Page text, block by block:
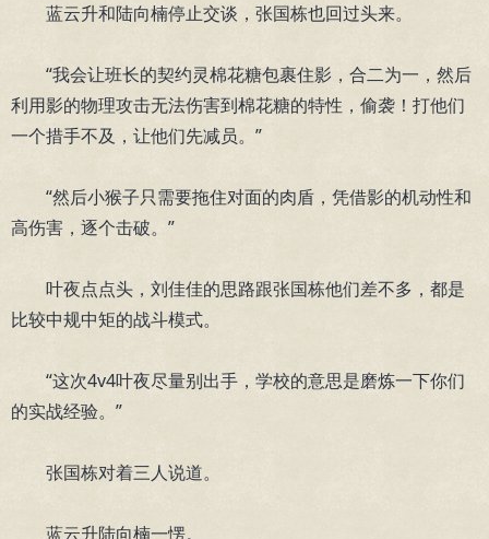
蓝云升和陆向楠停止交谈，张国栋也回过头来。
“我会让班长的契约灵棉花糖包裹住影，合二为一，然后
利用影的物理攻击无法伤害到棉花糖的特性，偷袭！打他们
一个措手不及，让他们先减员。”
“然后小猴子只需要拖住对面的肉盾，凭借影的机动性和
高伤害，逐个击破。”
叶夜点点头，刘佳佳的思路跟张国栋他们差不多，都是
比较中规中矩的战斗模式。
“这次4v4叶夜尽量别出手，学校的意思是磨炼一下你们
的实战经验。”
张国栋对着三人说道。
蓝云升陆向楠一愣。